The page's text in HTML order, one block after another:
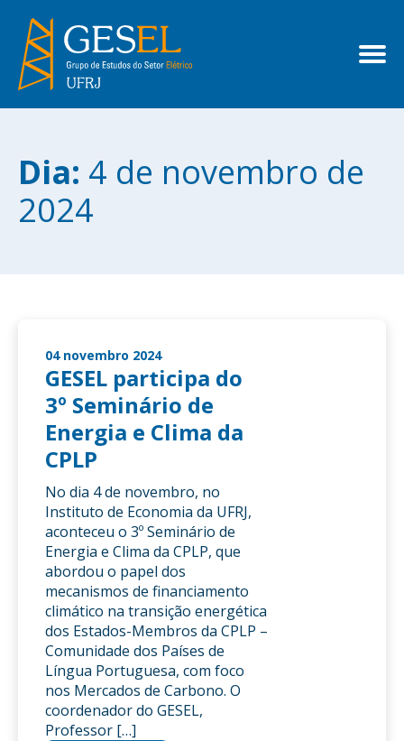
Dia: 4 de novembro de
2024
04 novembro 2024
GESEL participa do
3º Seminário de
Energia e Clima da
CPLP
No dia 4 de novembro, no
Instituto de Economia da UFRJ,
aconteceu o 3º Seminário de
Energia e Clima da CPLP, que
abordou o papel dos
mecanismos de financiamento
climático na transição energética
dos Estados-Membros da CPLP –
Comunidade dos Países de
Língua Portuguesa, com foco
nos Mercados de Carbono. O
coordenador do GESEL,
Professor […]